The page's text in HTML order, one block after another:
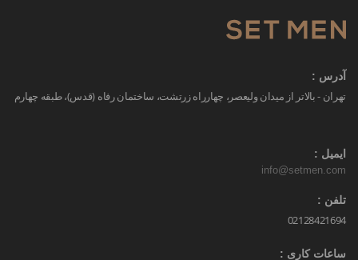
آدرس :
تهران - بالاتر از میدان ولیعصر، چهارراه زرتشت، ساختمان رفاه (قدس)، طبقه چهارم
ایمیل :
info@setmen.com
تلفن :
02128421694
ساعات کاری :